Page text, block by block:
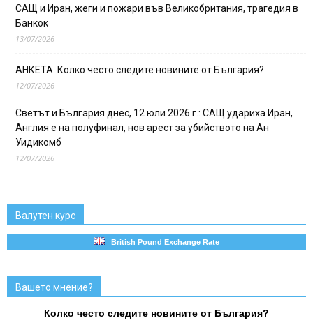
САЩ и Иран, жеги и пожари във Великобритания, трагедия в
Банкок
13/07/2026
АНКЕТА: Колко често следите новините от България?
12/07/2026
Светът и България днес, 12 юли 2026 г.: САЩ удариха Иран,
Англия е на полуфинал, нов арест за убийството на Ан
Уидикомб
12/07/2026
Валутен курс
British Pound Exchange Rate
Вашето мнение?
Колко често следите новините от България?